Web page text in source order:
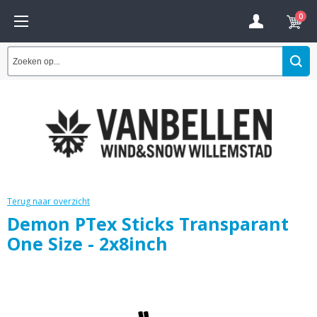
0
Terug naar overzicht
Demon PTex Sticks Transparant
One Size - 2x8inch